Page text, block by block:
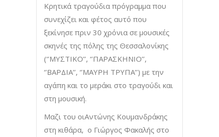
Κρητικά τραγούδια πρόγραμμα που
συνεχίζει και φέτος αυτό που
ξεκίνησε πριν 30 χρόνια σε μουσικές
σκηνές της πόλης της Θεσσαλονίκης
(‘’ΜΥΣΤΙΚΟ’’, ‘’ΠΑΡΑΣΚΗΝΙΟ’’,
‘’ΒΑΡΔΙΑ’’, ‘’ΜΑΥΡΗ ΤΡΥΠΑ’’) με την
αγάπη και το μεράκι στο τραγούδι και
στη μουσική.
Μαζι του οιΑντώνης Κουμανδράκης
στη κιθάρα, ο Γιώργος Φακαλής στο